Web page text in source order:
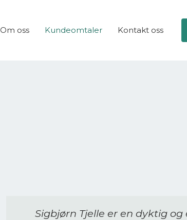
Om oss Kundeomtaler Kontakt oss
Sigbjørn Tjelle er en dyktig